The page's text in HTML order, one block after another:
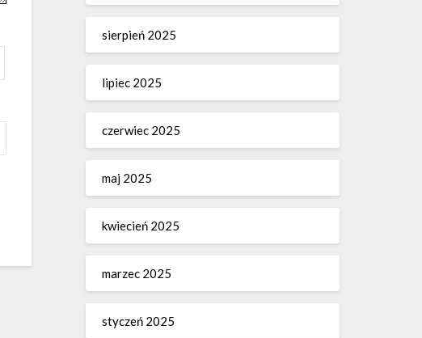
sierpień 2025
lipiec 2025
czerwiec 2025
maj 2025
kwiecień 2025
marzec 2025
styczeń 2025